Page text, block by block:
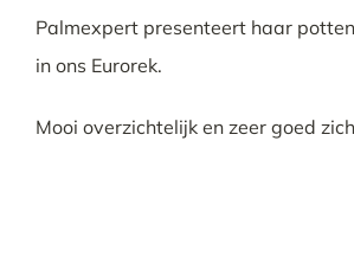
Palmexpert presenteert haar
in ons Eurorek.
Mooi overzichtelijk en zeer goed